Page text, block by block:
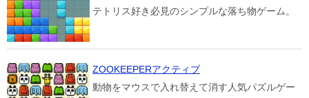
テトリス好き必見のシンプルな落ち物ゲーム。
ZOOKEEPERアクティブ
動物をマウスで入れ替えて消す人気パズルゲー